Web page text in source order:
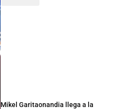
Mikel Garitaonandia llega a la